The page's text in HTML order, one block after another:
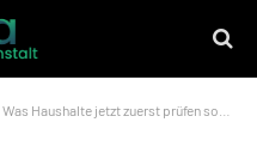
Haushalte jetzt zuerst prüfen sollten